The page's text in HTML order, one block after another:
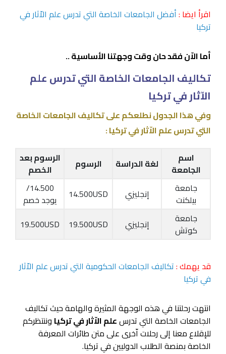
اقرأ ايضا :أفضل الجامعات الخاصة التي تدرس علم الاّثار في
تركيا
أما الاّن فقد حان وقت وجهتنا الأساسية ..
تكاليف الجامعات الخاصة التي تدرس علم
الاّثار في تركيا
وفي هذا الجدول نطلعكم على تكاليف الجامعات الخاصة
التي تدرس علم الاّثار في تركيا :
اسم
الجامعة
لغة الدراسة الرسوم
الرسوم بعد
الخصم
جامعة
بيلكنت
إنجليزي 14.500USD
14.500/
يوجد خصم
جامعة
كوتش
إنجليزي 19.500USD
19.500USD
قد يهمك :تكاليف الجامعات الحكومية التي تدرس علم الاّثار
في تركيا
انتهت رحلتنا في هذه الوجهة المثيرة والهامة حيث تكاليف
الجامعات الخاصة التي تدرسعلم الاّثار في تركيا وننتظركم
للإقلاع معنا إلى رحلات اّخرى على متن طائرات المعرفة
الخاصة بمنصة الطلاب الدوليين في تركيا.